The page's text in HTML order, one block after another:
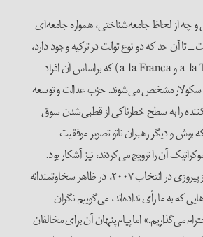
و چه از لحاظ جامعه‌شناختی، همواره‌ جامعه‌ای
تا آن حد که دو نوع توالت در ترکیه وجود دارد،
ترکی و فرانسوی (à la Turca و à la Franca) که براساس آن افراد
سکولار مشخص می‌‌شوند. حزب عدالت و توسعه
را به سطح خطرناکی از قطبی‌شدن سوق
بوش و دیگر رهبران ناتو تصویر موفقیت
آن را ترویج می‌کردند، نیز آشکار بود.
سخنرانی اردوغان پس از پیروزی در انتخاب ۲۰۰۷، در ظاهر سخاوتمندانه
که به ما رأی نداده‌اند، می‌گوییم نگران
می‌گذاریم.» اما پیام پنهان آن برای مخالفان